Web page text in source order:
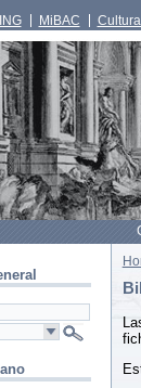
ING MiBAC